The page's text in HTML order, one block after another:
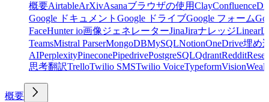
概要AirtableArXivAsanaブラウザの使用ClayConfluence
Google ドキュメント Google ドライブGoogle フォーム
FaceHunter io画像ジェネレーターJinaJiraナレッジLinear
TeamsMistral ParserMongoDBMySQLNotionOneDrive埋め
AIPerplexityPineconePipedrivePostgreSQLQdrantReddit
思考翻訳TrelloTwilio SMSTwilio VoiceTypeformVision
概要